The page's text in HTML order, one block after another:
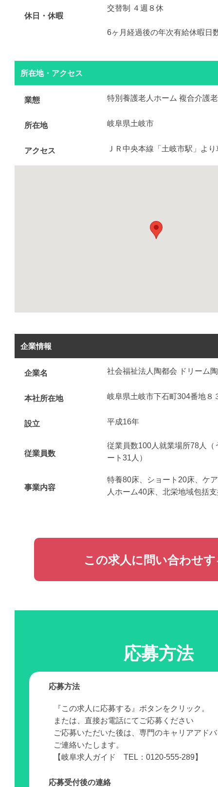
休日・休暇
交替制 ４週８休
6ヶ月経過後の年次有給休暇日
所在地・アクセス
業態 特別養護老人ホーム 複合介護
所在地 岐阜県土岐市
アクセス ＪＲ中央本線「土岐市駅」よ
企業情報
企業名 社会福祉法人陶都会 ドリーム
本社所在地 岐阜県土岐市下石町304番地８
設立 平成16年
従業員数
従業員数100人就業場所78人（
ート31人）
事業内容
特養80床、ショート20床、ケ
人ホーム40床、北栄地域包括
この求人に問い合わせ
応募方法
応募方法
『この求人に応募する』ボタンをクリック。
または、直接お電話にてご応募ください
ご応募いただいた後は、専門のキャリアアド
ご連絡いたします。
【岐阜求人ガイド TEL：0120-555-289】
応募受付後の連絡